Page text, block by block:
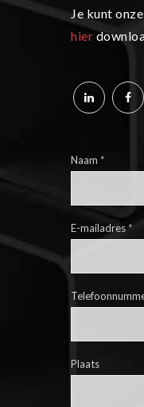
Je kunt
hier
Naam *
E-mailadres *
Plaats